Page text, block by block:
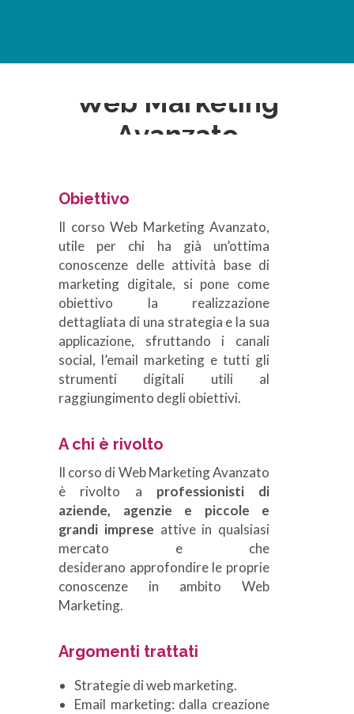
Web Marketing
Avanzato
Obiettivo
Il corso Web Marketing Avanzato,
utile per chi ha già un’ottima
conoscenze delle attività base di
marketing digitale, si pone come
obiettivo la realizzazione
dettagliata di una strategia e la sua
applicazione, sfruttando i canali
social, l’email marketing e tutti gli
strumenti digitali utili al
raggiungimento degli obiettivi.
A chi è rivolto
Il corso di Web Marketing Avanzato
è rivolto a professionisti di
aziende, agenzie e piccole e
grandi imprese attive in qualsiasi
mercato e che
desiderano approfondire le proprie
conoscenze in ambito Web
Marketing.
Argomenti trattati
Strategie di web marketing.
Email marketing: dalla creazione